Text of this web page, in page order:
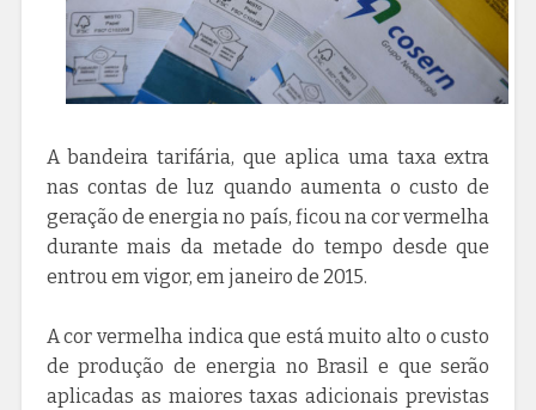
A bandeira tarifária, que aplica uma taxa extra
nas contas de luz quando aumenta o custo de
geração de energia no país, ficou na cor vermelha
durante mais da metade do tempo desde que
entrou em vigor, em janeiro de 2015.
A cor vermelha indica que está muito alto o custo
de produção de energia no Brasil e que serão
aplicadas as maiores taxas adicionais previstas